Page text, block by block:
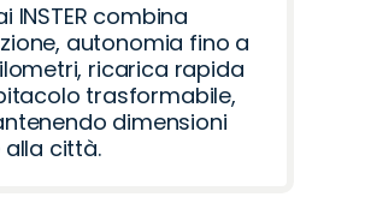
INSTER combina
autonomia fino a
ricarica rapida
trasformabile,
dimensioni
città.